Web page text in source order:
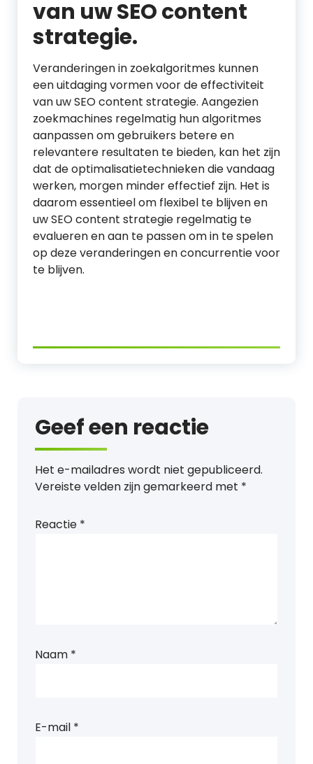
van uw SEO content
strategie.
Veranderingen in zoekalgoritmes kunnen
een uitdaging vormen voor de effectiviteit
van uw SEO content strategie. Aangezien
zoekmachines regelmatig hun algoritmes
aanpassen om gebruikers betere en
relevantere resultaten te bieden, kan het zijn
dat de optimalisatietechnieken die vandaag
werken, morgen minder effectief zijn. Het is
daarom essentieel om flexibel te blijven en
uw SEO content strategie regelmatig te
evalueren en aan te passen om in te spelen
op deze veranderingen en concurrentie voor
te blijven.
Geef een reactie
Het e-mailadres wordt niet gepubliceerd.
Vereiste velden zijn gemarkeerd met *
Reactie *
Naam *
E-mail *